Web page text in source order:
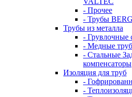
- Прочее
- Трубы
Трубы из металла
- Грувлочные
- Медные
- Стальные
компенсаторы
Изоляция для труб
-
-